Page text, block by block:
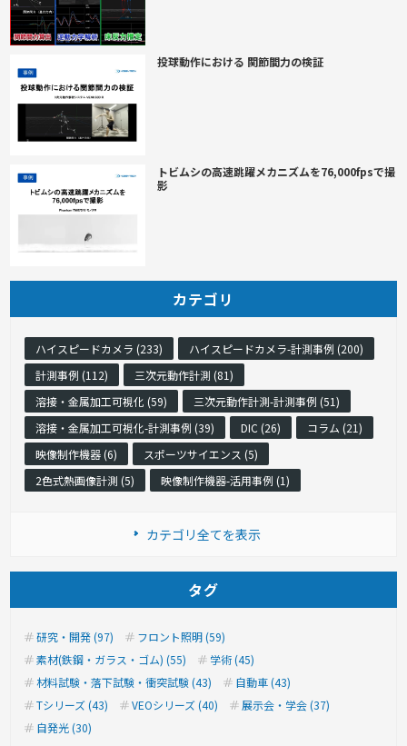
投球動作における 関節間力の検証
トビムシの高速跳躍メカニズムを76,000fpsで撮
影
カテゴリ
ハイスピードカメラ (233)
ハイスピードカメラ-計測事例 (200)
計測事例 (112)
三次元動作計測 (81)
溶接・金属加工可視化 (59)
三次元動作計測-計測事例 (51)
溶接・金属加工可視化-計測事例 (39)
DIC (26)
コラム (21)
映像制作機器 (6)
スポーツサイエンス (5)
2色式熱画像計測 (5)
映像制作機器-活用事例 (1)
カテゴリ全てを表示
タグ
研究・開発 (97)
フロント照明 (59)
素材(鉄鋼・ガラス・ゴム) (55)
学術 (45)
材料試験・落下試験・衝突試験 (43)
自動車 (43)
Tシリーズ (43)
VEOシリーズ (40)
展示会・学会 (37)
自発光 (30)